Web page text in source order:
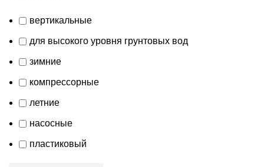
вертикальные
для высокого уровня грунтовых вод
зимние
компрессорные
летние
насосные
пластиковый